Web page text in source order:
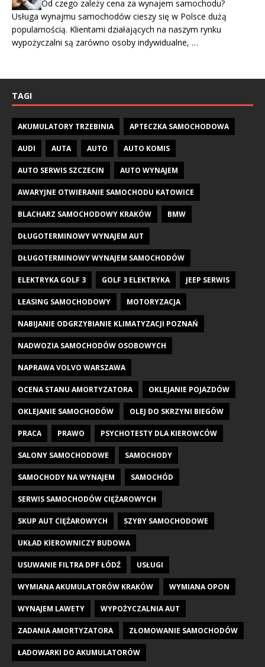
Od czego zależy cena za wynajem samochodu?
Usługa wynajmu samochodów cieszy się w Polsce dużą
popularnością. Klientami działających na naszym rynku
wypożyczalni są zarówno osoby indywidualne, …
TAGI
AKUMULATORY TRZEBINIA APTECZKA SAMOCHODOWA
AUDI AUTA AUTO AUTO KOMIS
AUTO SERWIS SZCZECIN AUTO WYNAJEM
AWARYJNE OTWIERANIE SAMOCHODU KATOWICE
BLACHARZ SAMOCHODOWY KRAKÓW BMW
DŁUGOTERMINOWY WYNAJEM AUT
DŁUGOTERMINOWY WYNAJEM SAMOCHODÓW
ELEKTRYKA GOLF 3 GOLF 3 ELEKTRYKA JEEP SERWIS
LEASING SAMOCHODOWY MOTORYZACJA
NABIJANIE ODGRZYBIANIE KLIMATYZACJI POZNAŃ
NADWOZIA SAMOCHODÓW OSOBOWYCH
NAPRAWA VOLVO WARSZAWA
OCENA STANU AMORTYZATORA OKLEJANIE POJAZDÓW
OKLEJANIE SAMOCHODÓW OLEJ DO SKRZYNI BIEGÓW
PRACA PRAWO PSYCHOTESTY DLA KIEROWCÓW
SALONY SAMOCHODOWE SAMOCHODY
SAMOCHODY NA WYNAJEM SAMOCHÓD
SERWIS SAMOCHODÓW CIĘŻAROWYCH
SKUP AUT CIĘŻAROWYCH SZYBY SAMOCHODOWE
UKŁAD KIEROWNICZY BUDOWA
USUWANIE FILTRA DPF ŁÓDŹ USŁUGI
WYMIANA AKUMULATORÓW KRAKÓW WYMIANA OPON
WYNAJEM LAWETY WYPOŻYCZALNIA AUT
ZADANIA AMORTYZATORA ZŁOMOWANIE SAMOCHODÓW
ŁADOWARKI DO AKUMULATORÓW